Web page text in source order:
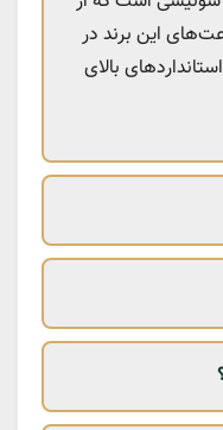
ساعت‌های این برند در
بالای